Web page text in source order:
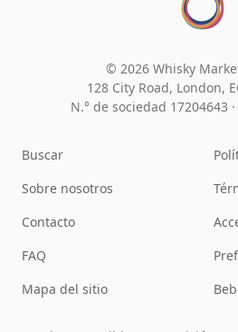
© 2026 Whisky
128 City Road, London,
N.° de sociedad 17204643 ·
Buscar
Sobre nosotros
Contacto
FAQ
Mapa del sitio